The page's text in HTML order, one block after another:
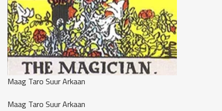
Maag Taro Suur Arkaan
Maag Taro Suur Arkaan